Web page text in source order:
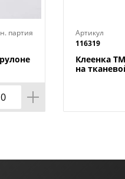
партия
Артикул
116319
Клеенка
на